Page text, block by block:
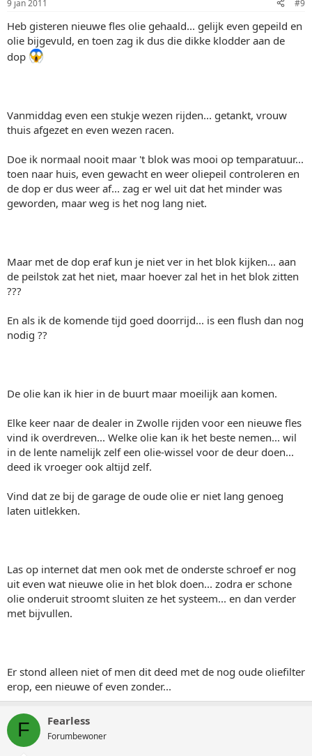
9 jan 2011 #9
Heb gisteren nieuwe fles olie gehaald... gelijk even gepeild en
olie bijgevuld, en toen zag ik dus die dikke klodder aan de
dop
Vanmiddag even een stukje wezen rijden... getankt, vrouw
thuis afgezet en even wezen racen.
Doe ik normaal nooit maar 't blok was mooi op temparatuur...
toen naar huis, even gewacht en weer oliepeil controleren en
de dop er dus weer af... zag er wel uit dat het minder was
geworden, maar weg is het nog lang niet.
Maar met de dop eraf kun je niet ver in het blok kijken... aan
de peilstok zat het niet, maar hoever zal het in het blok zitten
???
En als ik de komende tijd goed doorrijd... is een flush dan nog
nodig ??
De olie kan ik hier in de buurt maar moeilijk aan komen.
Elke keer naar de dealer in Zwolle rijden voor een nieuwe fles
vind ik overdreven... Welke olie kan ik het beste nemen... wil
in de lente namelijk zelf een olie-wissel voor de deur doen...
deed ik vroeger ook altijd zelf.
Vind dat ze bij de garage de oude olie er niet lang genoeg
laten uitlekken.
Las op internet dat men ook met de onderste schroef er nog
uit even wat nieuwe olie in het blok doen... zodra er schone
olie onderuit stroomt sluiten ze het systeem... en dan verder
met bijvullen.
Er stond alleen niet of men dit deed met de nog oude oliefilter
erop, een nieuwe of even zonder...
F Fearless
Forumbewoner